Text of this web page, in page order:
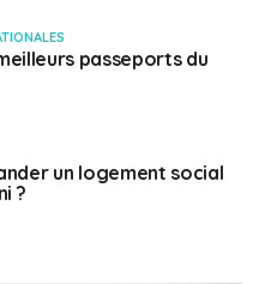
passeports du
un logement social
?